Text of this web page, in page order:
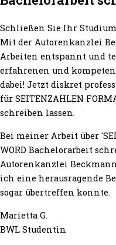
Schließen Sie Ihr
Mit der Autorenkanzlei
Arbeiten entspannt und
erfahrenen und
dabei! Jetzt diskret
für SEITENZAHLEN
schreiben lassen.
Bei meiner Arbeit über
WORD Bachelorarbeit
Autorenkanzlei
ich eine herausragende
sogar übertreffen konnte.
Marietta G.
BWL Studentin